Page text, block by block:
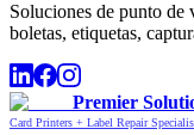
Soluciones de punto de
boletas, etiquetas,
Premier
Card Printers + Label Repair